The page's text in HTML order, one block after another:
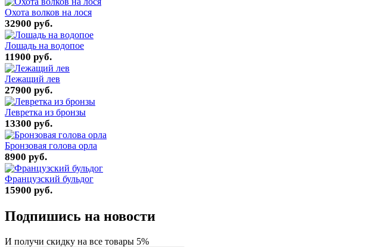
Охота волков на лося
32900 руб.
Лошадь на водопое
11900 руб.
Лежащий лев
27900 руб.
Левретка из бронзы
13300 руб.
Бронзовая голова орла
8900 руб.
Французский бульдог
15900 руб.
Подпишись на новости
И получи скидку на все товары 5%